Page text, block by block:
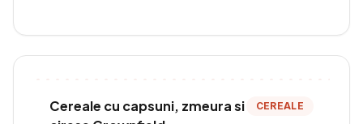
Cereale cu capsuni, zmeura si
CEREALE